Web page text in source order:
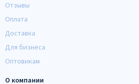
Отзывы
Оплата
Доставка
Для бизнеса
Оптовикам
О компании